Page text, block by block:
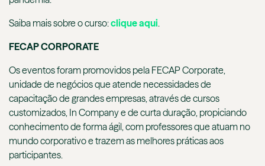
Saiba mais sobre o curso:clique aqui.
FECAP CORPORATE
Os eventos foram promovidos pela FECAP Corporate,
unidade de negócios que atende necessidades de
capacitação de grandes empresas, através de cursos
customizados, In Company e de curta duração, propiciando
conhecimento de forma ágil, com professores que atuam no
mundo corporativo e trazem as melhores práticas aos
participantes.